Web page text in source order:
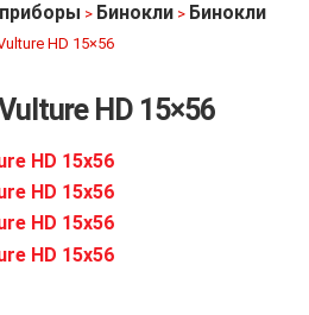
> Бинокли > Бинокли
HD 15×56
HD 15×56